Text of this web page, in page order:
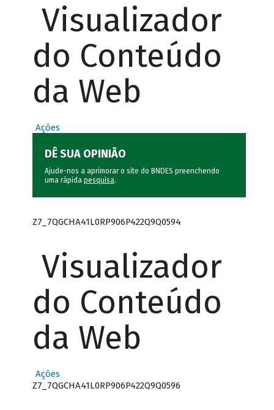
Visualizador
do Conteúdo
da Web
Ações
DÊ SUA OPINIÃO
Ajude-nos a aprimorar o site do BNDES preenchendo
uma rápida pesquisa.
Z7_7QGCHA41L0RP906P422Q9Q0594
Visualizador
do Conteúdo
da Web
Ações
Z7_7QGCHA41L0RP906P422Q9Q0596